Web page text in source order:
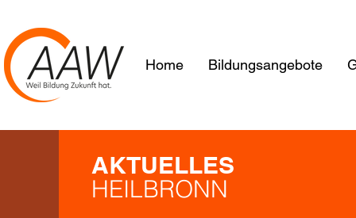
Home Bildungsangebote
AKTUELLES
HEILBRONN